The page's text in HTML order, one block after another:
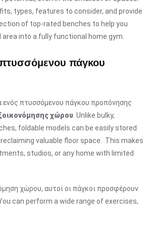
types, features to consider, and provide
of top-rated benches to help you
into a fully functional home gym.
πάγκου
ενός πτυσσόμενου πάγκου προπόνησης
χώρου . Unlike bulky,
foldable models can be easily stored
valuable floor space. This makes
studios, or any home with limited
χώρου, αυτοί οι πάγκοι προσφέρουν
You can perform a wide range of exercises,